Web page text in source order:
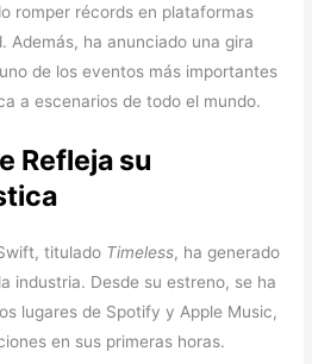
romper récords en plataformas
Además, ha anunciado una gira
de los eventos más importantes
a escenarios de todo el mundo.
Refleja su
titulado Timeless, ha generado
industria. Desde su estreno, se ha
lugares de Spotify y Apple Music,
en sus primeras horas.